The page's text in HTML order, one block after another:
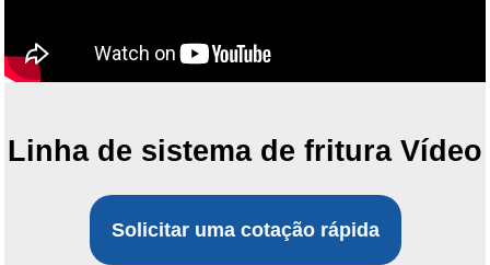
Linha de sistema de fritura Vídeo
Solicitar uma cotação rápida